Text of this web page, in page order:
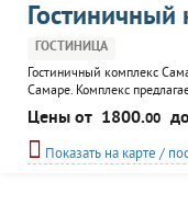
ГОСТИНИЦА
Гостиничный комплекс
Самаре. Комплекс
всеми удобствами - от
свободное время гости
сауну, бильярд, спортзал.
Цены от 1800.00 до
Показать на карте /